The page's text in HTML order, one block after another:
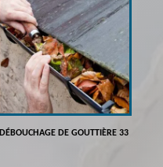
DÉBOUCHAGE DE GOUTTIÈRE 33